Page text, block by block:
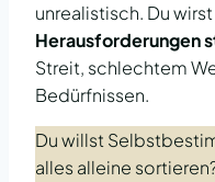
unrealistisch. Du
Herausforderungen
Streit, schlechtem
Bedürfnissen.
Du willst
alles alleine